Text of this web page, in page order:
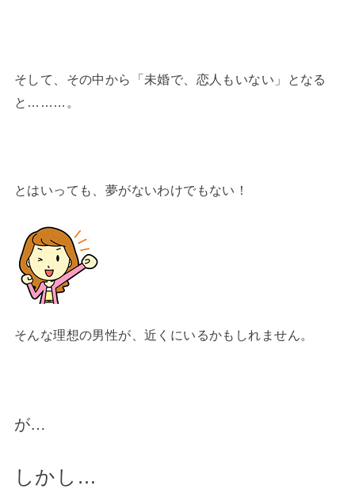
そして、その中から「未婚で、恋人もいない」となる
と………。
とはいっても、夢がないわけでもない！
そんな理想の男性が、近くにいるかもしれません。
が…
しかし…